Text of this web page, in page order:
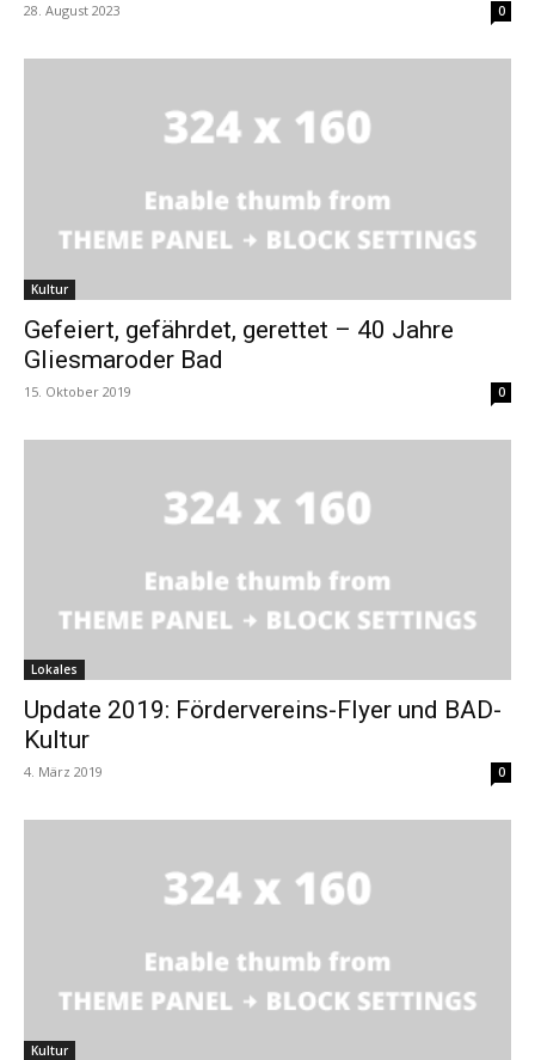
28. August 2023 0
Kultur
Gefeiert, gefährdet, gerettet – 40 Jahre
Gliesmaroder Bad
15. Oktober 2019 0
Lokales
Update 2019: Fördervereins-Flyer und BAD-
Kultur
4. März 2019 0
Kultur